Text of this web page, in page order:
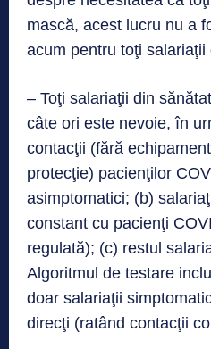
mască, acest lucru nu a
acum pentru toţi salariaţii
– Toţi salariaţii din
câte ori este nevoie, în
contacţii (fără
protecţie) pacienţilor
asimptomatici; (b)
constant cu pacienţi
regulată); (c) restul
Algoritmul de testare
doar salariaţii
direcţi (ratând contacţii